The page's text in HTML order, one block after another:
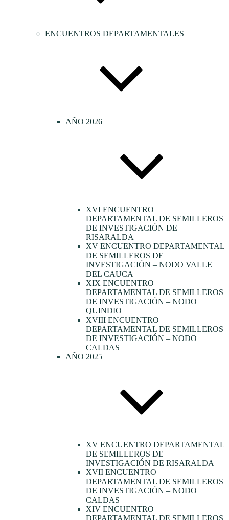
ENCUENTROS DEPARTAMENTALES
AÑO 2026
XVI ENCUENTRO
DEPARTAMENTAL DE SEMILLEROS
DE INVESTIGACIÓN DE
RISARALDA
XV ENCUENTRO DEPARTAMENTAL
DE SEMILLEROS DE
INVESTIGACIÓN – NODO VALLE
DEL CAUCA
XIX ENCUENTRO
DEPARTAMENTAL DE SEMILLEROS
DE INVESTIGACIÓN – NODO
QUINDIO
XVIII ENCUENTRO
DEPARTAMENTAL DE SEMILLEROS
DE INVESTIGACIÓN – NODO
CALDAS
AÑO 2025
XV ENCUENTRO DEPARTAMENTAL
DE SEMILLEROS DE
INVESTIGACIÓN DE RISARALDA
XVII ENCUENTRO
DEPARTAMENTAL DE SEMILLEROS
DE INVESTIGACIÓN – NODO
CALDAS
XIV ENCUENTRO
DEPARTAMENTAL DE SEMILLEROS